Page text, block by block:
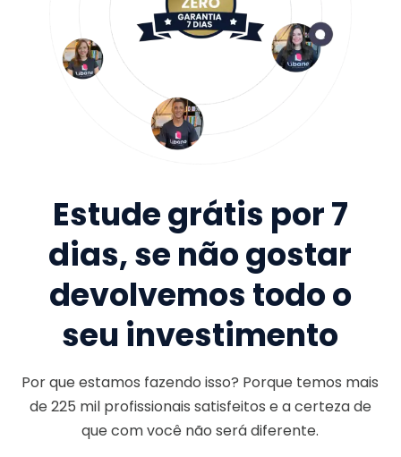
Estude grátis por 7
dias, se não gostar
devolvemos todo o
seu investimento
Por que estamos fazendo isso? Porque temos mais
de225 milprofissionais satisfeitos e a certeza de
que com você não será diferente.